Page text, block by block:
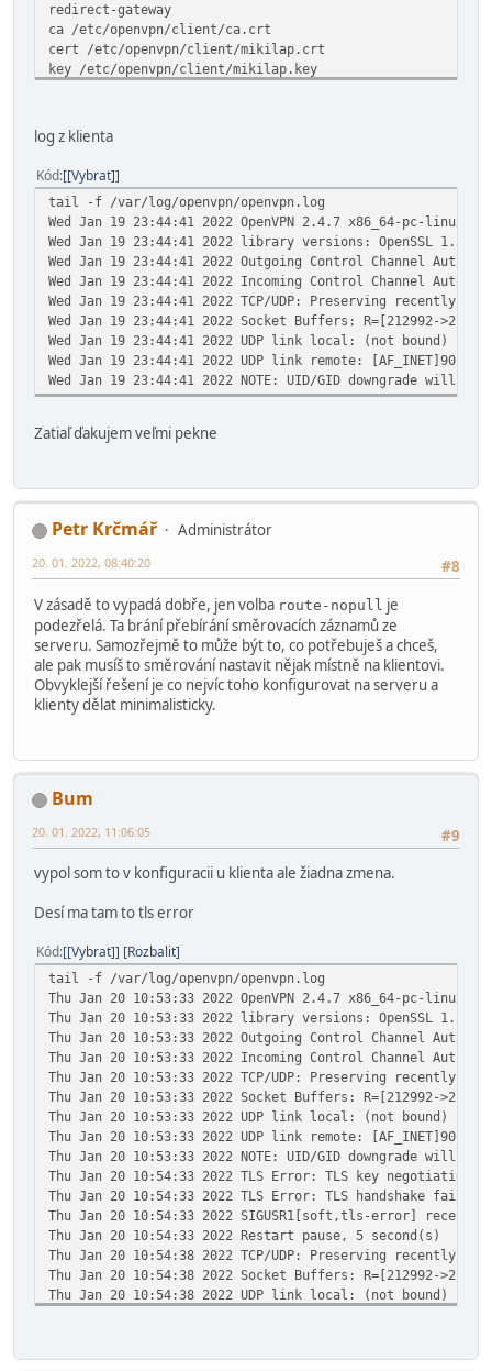
redirect-gateway
ca /etc/openvpn/client/ca.crt
cert /etc/openvpn/client/mikilap.crt
key /etc/openvpn/client/mikilap.key
cipher AES-256-CBC
status /var/log/openvpn/openvpn-status.log
log /var/log/openvpn/openvpn.log
log-append /var/log/openvpn/openvpn.log
verb 3
log z klienta
Kód [Vybrat]
tail -f /var/log/openvpn/openvpn.log
Wed Jan 19 23:44:41 2022 OpenVPN 2.4.7 x86_64-pc-linux-
Wed Jan 19 23:44:41 2022 library versions: OpenSSL
Wed Jan 19 23:44:41 2022 Outgoing Control Channel
Wed Jan 19 23:44:41 2022 Incoming Control Channel
Wed Jan 19 23:44:41 2022 TCP/UDP: Preserving recently
Wed Jan 19 23:44:41 2022 Socket Buffers: R=[212992-
Wed Jan 19 23:44:41 2022 UDP link local: (not bound)
Wed Jan 19 23:44:41 2022 UDP link remote:
Wed Jan 19 23:44:41 2022 NOTE: UID/GID downgrade
Zatiaľ ďakujem veľmi pekne
Petr Krčmář
Administrátor
#8
20. 01. 2022, 08:40:20
V zásadě to vypadá dobře, jen volba route-nopull je
podezřelá. Ta brání přebírání směrovacích záznamů ze
serveru. Samozřejmě to může být to, co potřebuješ a chceš,
ale pak musíš to směrování nastavit nějak místně na klientovi.
Obvyklejší řešení je co nejvíc toho konfigurovat na serveru a
klienty dělat minimalisticky.
Bum
#9
20. 01. 2022, 11:06:05
vypol som to v konfiguracii u klienta ale žiadna zmena.
Desí ma tam to tls error
Kód [Vybrat] Rozbalit
tail -f /var/log/openvpn/openvpn.log
Thu Jan 20 10:53:33 2022 OpenVPN 2.4.7 x86_64-pc-linux-
Thu Jan 20 10:53:33 2022 library versions: OpenSSL
Thu Jan 20 10:53:33 2022 Outgoing Control Channel
Thu Jan 20 10:53:33 2022 Incoming Control Channel
Thu Jan 20 10:53:33 2022 TCP/UDP: Preserving recently
Thu Jan 20 10:53:33 2022 Socket Buffers: R=[212992-
Thu Jan 20 10:53:33 2022 UDP link local: (not bound)
Thu Jan 20 10:53:33 2022 UDP link remote:
Thu Jan 20 10:53:33 2022 NOTE: UID/GID downgrade
Thu Jan 20 10:54:33 2022 TLS Error: TLS key
Thu Jan 20 10:54:33 2022 TLS Error: TLS handshake failed
Thu Jan 20 10:54:33 2022 SIGUSR1[soft,tls-error]
Thu Jan 20 10:54:33 2022 Restart pause, 5 second(s)
Thu Jan 20 10:54:38 2022 TCP/UDP: Preserving recently
Thu Jan 20 10:54:38 2022 Socket Buffers: R=[212992-
Thu Jan 20 10:54:38 2022 UDP link local: (not bound)